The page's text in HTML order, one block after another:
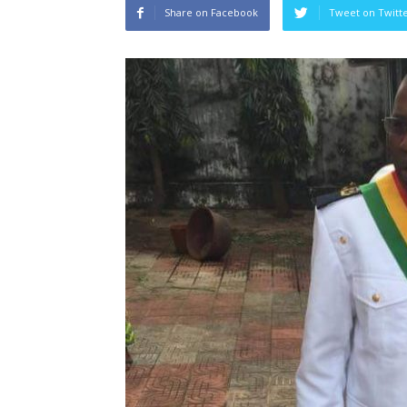
Share on Facebook Tweet on